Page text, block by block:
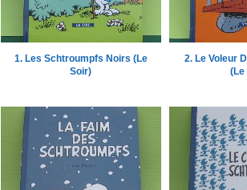
1. Les Schtroumpfs Noirs (Le
Soir)
2. Le Voleur
(Le